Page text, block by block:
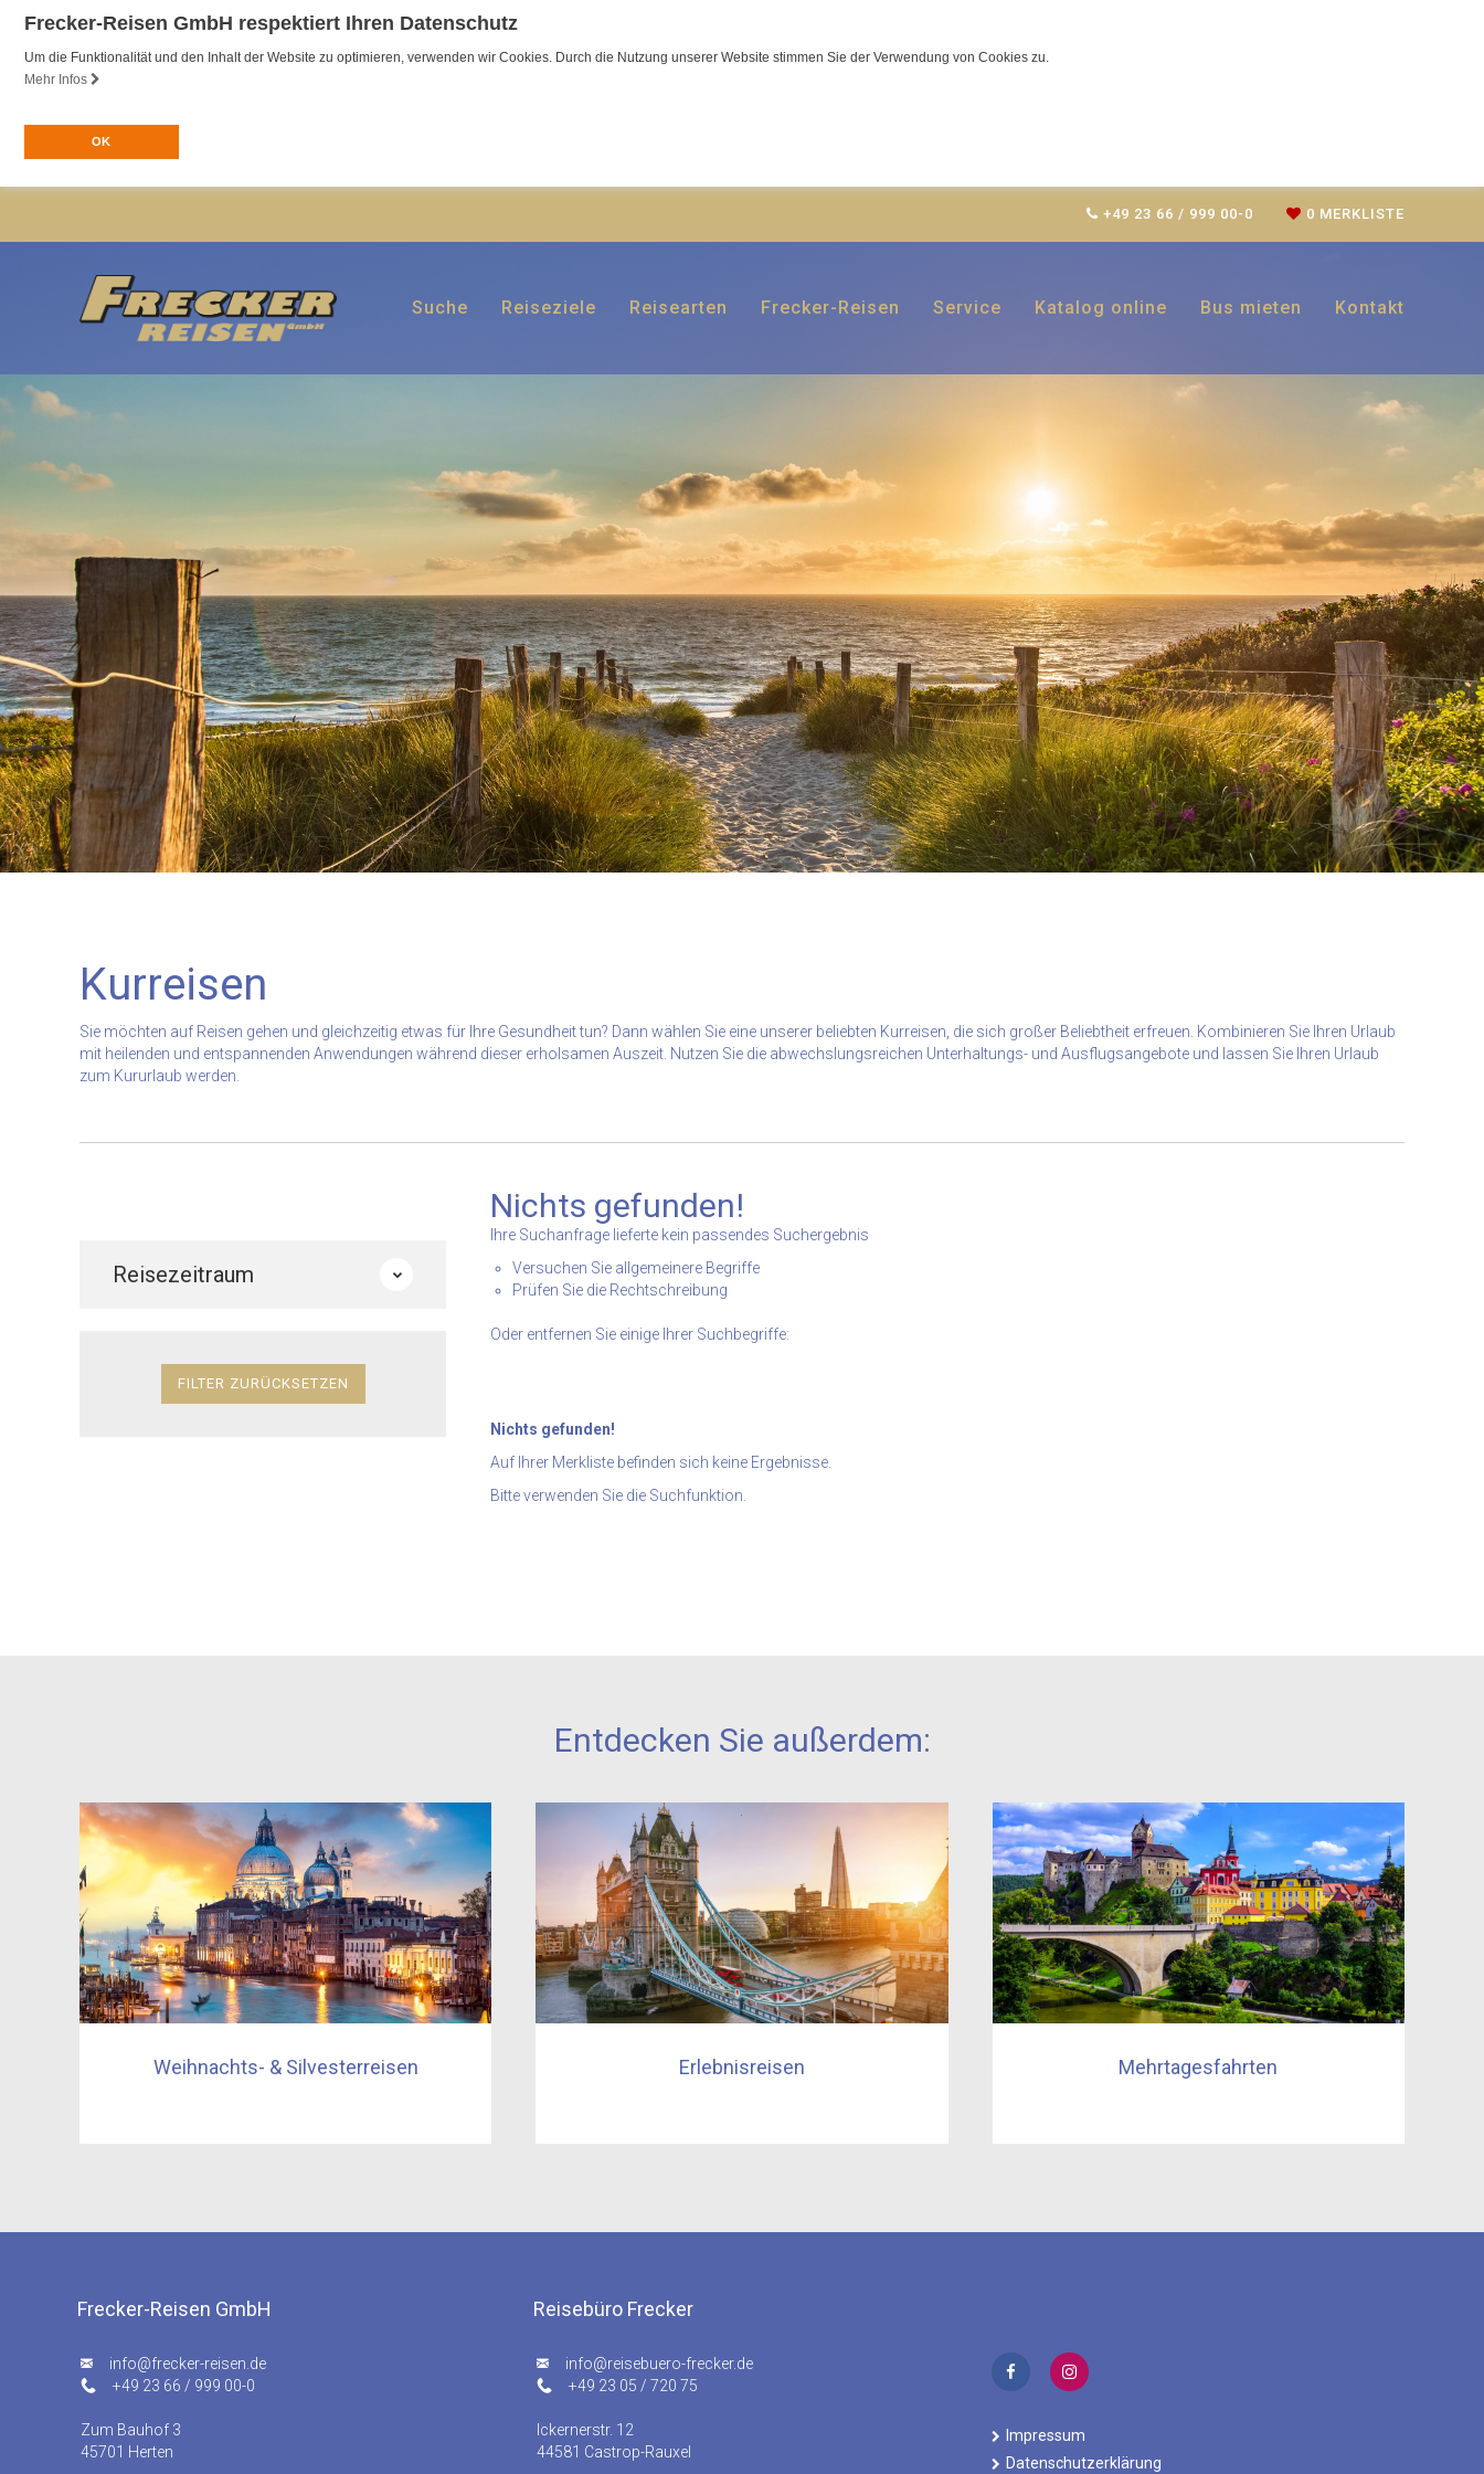
Frecker-Reisen GmbH respektiert Ihren Datenschutz
Um die Funktionalität und den Inhalt der Website zu optimieren, verwenden wir Cookies. Durch die Nutzung unserer Website stimmen Sie der Verwendung von Cookies zu.
Mehr Infos
OK
0 MERKLISTE
+49 23 66 / 999 00-0
Suche Reiseziele Reisearten Frecker-Reisen Service Katalog online Bus mieten Kontakt
Kurreisen
Sie möchten auf Reisen gehen und gleichzeitig etwas für Ihre Gesundheit tun? Dann wählen Sie eine unserer beliebten Kurreisen, die sich großer Beliebtheit erfreuen. Kombinieren Sie Ihren Urlaub
mit heilenden und entspannenden Anwendungen während dieser erholsamen Auszeit. Nutzen Sie die abwechslungsreichen Unterhaltungs- und Ausflugsangebote und lassen Sie Ihren Urlaub
zum Kururlaub werden.
Reisezeitraum
Nichts gefunden!
Ihre Suchanfrage lieferte kein passendes Suchergebnis
Versuchen Sie allgemeinere Begriffe
Prüfen Sie die Rechtschreibung
Oder entfernen Sie einige Ihrer Suchbegriffe:
Nichts gefunden!
Auf Ihrer Merkliste befinden sich keine Ergebnisse.
Bitte verwenden Sie die Suchfunktion.
Entdecken Sie außerdem:
Weihnachts- & Silvesterreisen Erlebnisreisen Mehrtagesfahrten
Frecker-Reisen GmbH Reisebüro Frecker
ed.nesier-rekcerf@ofni
+49 23 66 / 999 00-0
Zum Bauhof 3
45701 Herten
info@reisebuero-frecker.de
+49 23 05 / 720 75
Ickernerstr. 12
44581 Castrop-Rauxel
Impressum
Datenschutzerklärung